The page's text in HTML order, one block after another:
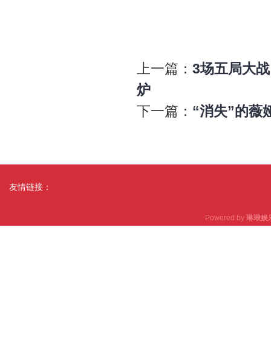
上一篇： 3场五局大
炉
下一篇： “消失”的薇
友情链接：
Powered by 琳琅娱